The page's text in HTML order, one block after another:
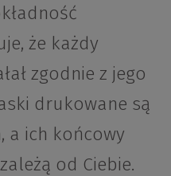
że każdy
zgodnie z jego
drukowane są
a ich końcowy
od Ciebie.